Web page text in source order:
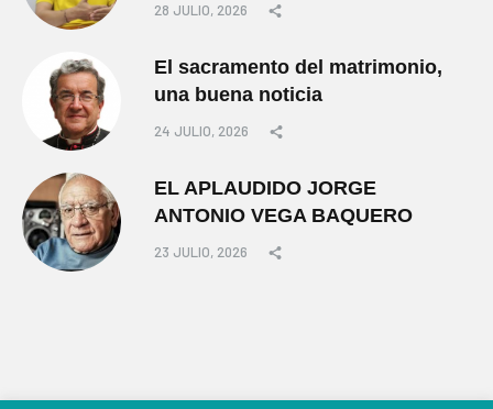
28 JULIO, 2026
El sacramento del matrimonio,
una buena noticia
24 JULIO, 2026
EL APLAUDIDO JORGE
ANTONIO VEGA BAQUERO
23 JULIO, 2026